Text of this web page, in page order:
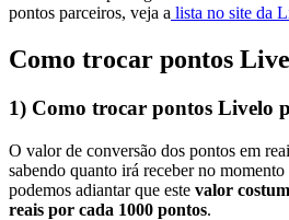
pontos parceiros, veja a lista no site da
Como trocar pontos
1) Como trocar pontos Livelo
O valor de conversão dos pontos em
sabendo quanto irá receber no momento
podemos adiantar que este valor
reais por cada 1000 pontos.